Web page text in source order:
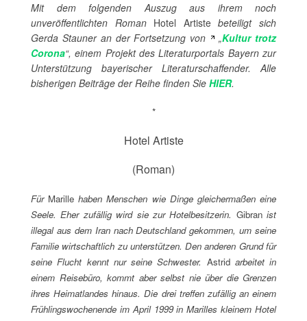
Mit dem folgenden Auszug aus ihrem noch
unveröffentlichten Roman Hotel Artistebeteiligt sich
Gerda Stauner an der Fortsetzung von
„Kultur trotz
Corona“, einem Projekt des Literaturportals Bayern zur
Unterstützung bayerischer Literaturschaffender. Alle
bisherigen Beiträge der Reihe finden Sie HIER.
*
Hotel Artiste
(Roman)
Für Marille haben Menschen wie Dinge gleichermaßen eine
Seele. Eher zufällig wird sie zur Hotelbesitzerin. Gibranist
illegal aus dem Iran nach Deutschland gekommen, um seine
Familie wirtschaftlich zu unterstützen. Den anderen Grund für
seine Flucht kennt nur seine Schwester. Astridarbeitet in
einem Reisebüro, kommt aber selbst nie über die Grenzen
ihres Heimatlandes hinaus. Die drei treffen zufällig an einem
Frühlingswochenende im April 1999 in Marilles kleinem Hotel